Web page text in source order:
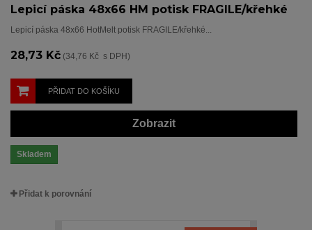
Lepicí páska 48x66 HM potisk FRAGILE/křehké
Lepicí páska 48x66 HotMelt potisk FRAGILE/křehké...
28,73 Kč (34,76 Kč s DPH)
PŘIDAT DO KOŠÍKU
Zobrazit
Skladem
Přidat k porovnání